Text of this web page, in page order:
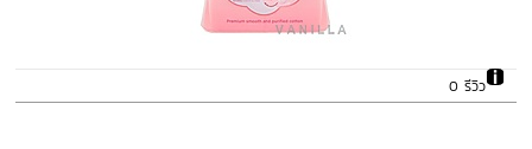
0 รีวิว